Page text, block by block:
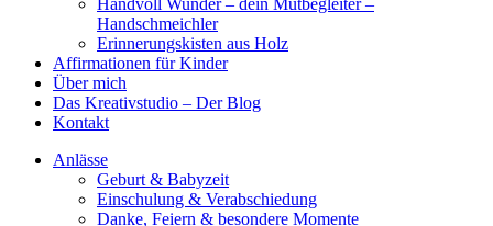
Handvoll Wunder – dein Mutbegleiter –
Handschmeichler
Erinnerungskisten aus Holz
Affirmationen für Kinder
Über mich
Das Kreativstudio – Der Blog
Kontakt
Anlässe
Geburt & Babyzeit
Einschulung & Verabschiedung
Danke, Feiern & besondere Momente